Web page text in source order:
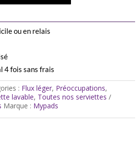
ou en relais
4 fois sans frais
: Flux léger, Préoccupations,
lavable, Toutes nos serviettes
Marque : Mypads